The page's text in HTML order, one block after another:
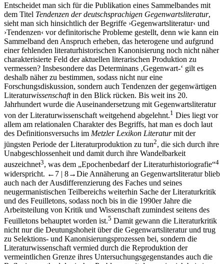
Entscheidet man sich für die Publikation eines Sammelbandes mit
dem Titel Tendenzen der deutschsprachigen Gegenwartsliteratur,
sieht man sich hinsichtlich der Begriffe ›Gegenwartsliteratur‹ und
›Tendenzen‹ vor definitorische Probleme gestellt, denn wie kann ein
Sammelband den Anspruch erheben, das heterogene und aufgrund
einer fehlenden literaturhistorischen Kanonisierung noch nicht näher
charakterisierte Feld der aktuellen literarischen Produktion zu
vermessen? Insbesondere das Determinans ‚Gegenwart-‘ gilt es
deshalb näher zu bestimmen, sodass nicht nur eine
Forschungsdiskussion, sondern auch Tendenzen der gegenwärtigen
Literaturwissenschaftin den Blick rücken. Bis weit ins 20.
Jahrhundert wurde die Auseinandersetzung mit Gegenwartsliteratur
von der Literaturwissenschaft weitgehend abgelehnt.1 Dies liegt vor
allem am relationalen Charakter des Begriffs, hat man es doch laut
des Definitionsversuchs im Metzler Lexikon Literaturmit der
jüngsten Periode der Literaturproduktion zu tun2, die sich durch ihre
Unabgeschlossenheit und damit durch ihre Wandelbarkeit
auszeichnet3, was dem „Epochenbedarf der Literaturhistoriografie“4
widerspricht. ←7 | 8→Die Annäherung an Gegenwartsliteratur blieb
auch nach der Ausdifferenzierung des Faches und seines
neugermanistischen Teilbereichs weiterhin Sache der Literaturkritik
und des Feuilletons, sodass noch bis in die 1990er Jahre die
Arbeitsteilung von Kritik und Wissenschaft zumindest seitens des
Feuilletons behauptet worden ist.5 Damit gewann die Literaturkritik
nicht nur die Deutungshoheit über die Gegenwartsliteratur und trug
zu Selektions- und Kanonisierungsprozessen bei, sondern die
Literaturwissenschaft vermied durch die Reproduktion der
vermeintlichen Grenze ihres Untersuchungsgegenstandes auch die